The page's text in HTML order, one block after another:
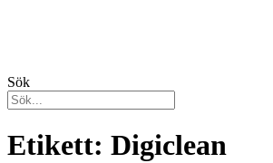
Sök
Etikett: Digiclean